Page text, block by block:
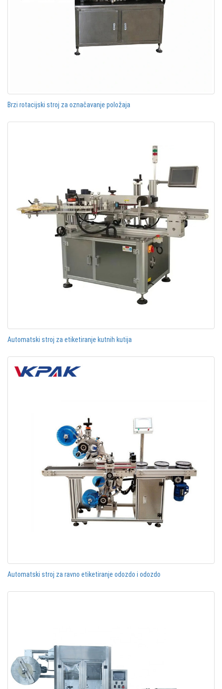
Brzi rotacijski stroj za označavanje položaja
Automatski stroj za etiketiranje kutnih kutija
Automatski stroj za ravno etiketiranje odozdo i odozdo